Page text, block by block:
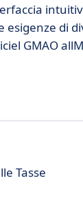
di
GMAO
Tasse